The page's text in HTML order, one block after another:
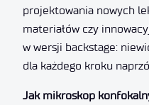
projektowania nowych
materiałów czy
w wersji backstage:
dla każdego kroku
Jak mikroskop